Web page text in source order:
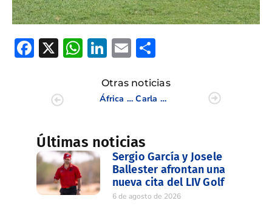
Facebook
X WhatsApp
LinkedIn
Email
Otras noticias
África Oliva y Fátima Noguera, con el grupo de trabajo juvenil de la RFEG
Carla Bernat, preparada para el Open de España
Últimas noticias
Sergio García y Josele
Ballester afrontan una
nueva cita del LIV Golf
6 de agosto de 2026